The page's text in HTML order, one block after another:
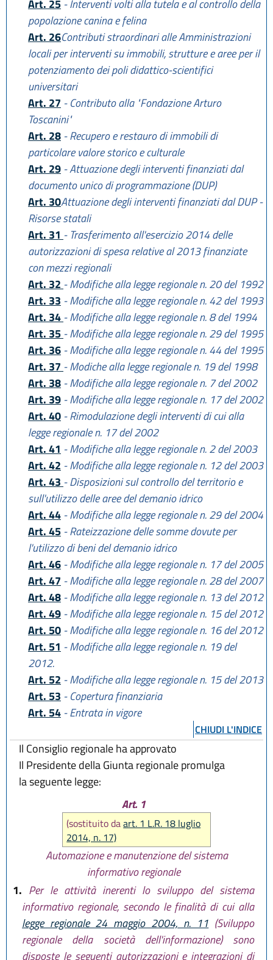
Art. 25 - Interventi volti alla tutela e al controllo della
popolazione canina e felina
Art. 26Contributi straordinari alle Amministrazioni
locali per interventi su immobili, strutture e aree per il
potenziamento dei poli didattico-scientifici
universitari
Art. 27 - Contributo alla "Fondazione Arturo
Toscanini"
Art. 28 - Recupero e restauro di immobili di
particolare valore storico e culturale
Art. 29 - Attuazione degli interventi finanziati dal
documento unico di programmazione (DUP)
Art. 30Attuazione degli interventi finanziati dal DUP -
Risorse statali
Art. 31 - Trasferimento all'esercizio 2014 delle
autorizzazioni di spesa relative al 2013 finanziate
con mezzi regionali
Art. 32 - Modifiche alla legge regionale n. 20 del 1992
Art. 33 - Modifiche alla legge regionale n. 42 del 1993
Art. 34 - Modifiche alla legge regionale n. 8 del 1994
Art. 35 - Modifiche alla legge regionale n. 29 del 1995
Art. 36 - Modifiche alla legge regionale n. 44 del 1995
Art. 37 - Modiche alla legge regionale n. 19 del 1998
Art. 38 - Modifiche alla legge regionale n. 7 del 2002
Art. 39 - Modifiche alla legge regionale n. 17 del 2002
Art. 40 - Rimodulazione degli interventi di cui alla
legge regionale n. 17 del 2002
Art. 41 - Modifiche alla legge regionale n. 2 del 2003
Art. 42 - Modifiche alla legge regionale n. 12 del 2003
Art. 43 - Disposizioni sul controllo del territorio e
sull'utilizzo delle aree del demanio idrico
Art. 44 - Modifiche alla legge regionale n. 29 del 2004
Art. 45 - Rateizzazione delle somme dovute per
l'utilizzo di beni del demanio idrico
Art. 46 - Modifiche alla legge regionale n. 17 del 2005
Art. 47 - Modifiche alla legge regionale n. 28 del 2007
Art. 48 - Modifiche alla legge regionale n. 13 del 2012
Art. 49 - Modifiche alla legge regionale n. 15 del 2012
Art. 50 - Modifiche alla legge regionale n. 16 del 2012
Art. 51 - Modifiche alla legge regionale n. 19 del
2012.
Art. 52 - Modifiche alla legge regionale n. 15 del 2013
Art. 53 - Copertura finanziaria
Art. 54 - Entrata in vigore
CHIUDI L'INDICE
Il Consiglio regionale ha approvato
Il Presidente della Giunta regionale promulga
la seguente legge:
Art. 1
(sostituito daart. 1 L.R. 18 luglio
2014, n. 17)
Automazione e manutenzione del sistema
informativo regionale
1. Per le attività inerenti lo sviluppo del sistema
informativo regionale, secondo le finalità di cui alla
legge regionale 24 maggio 2004, n. 11 (Sviluppo
regionale della società dell'informazione) sono
disposte le seguenti autorizzazioni e integrazioni di